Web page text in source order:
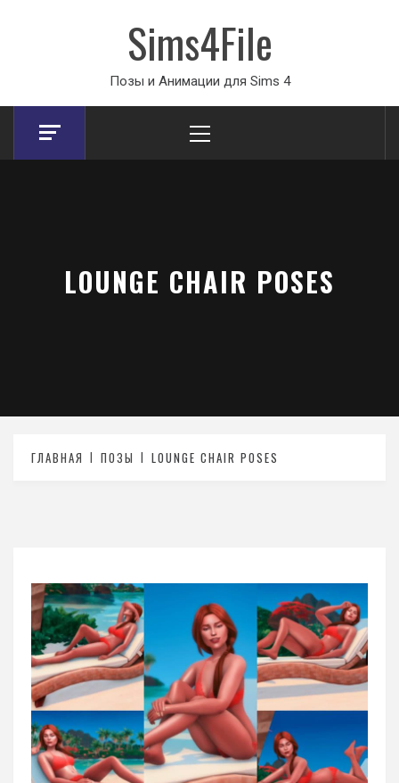
Sims4File
Позы и Анимации для Sims 4
Menu
LOUNGE CHAIR POSES
ГЛАВНАЯ ПОЗЫ LOUNGE CHAIR POSES